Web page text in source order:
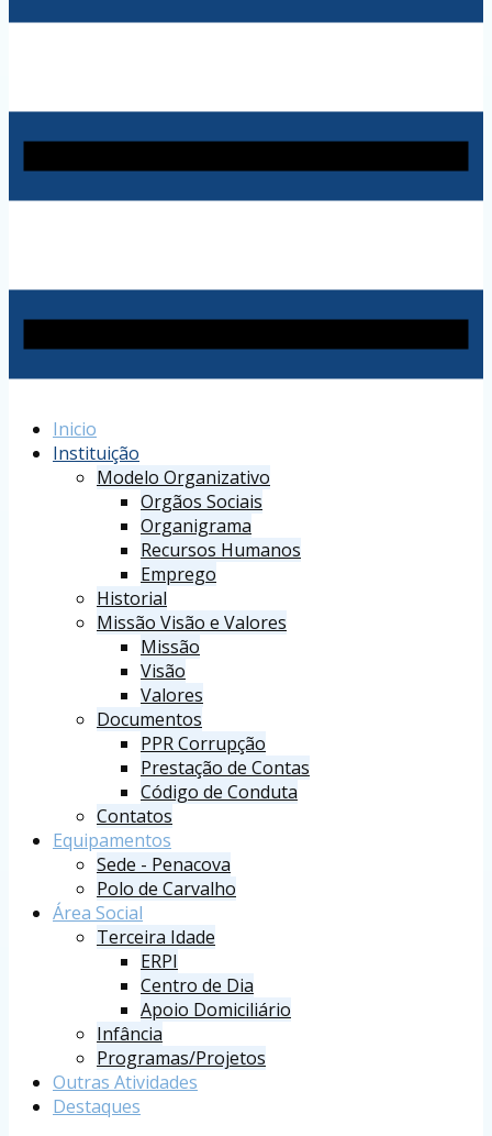
Inicio
Instituição
Modelo Organizativo
Orgãos Sociais
Organigrama
Recursos Humanos
Emprego
Historial
Missão Visão e Valores
Missão
Visão
Valores
Documentos
PPR Corrupção
Prestação de Contas
Código de Conduta
Contatos
Equipamentos
Sede - Penacova
Polo de Carvalho
Área Social
Terceira Idade
ERPI
Centro de Dia
Apoio Domiciliário
Infância
Programas/Projetos
Outras Atividades
Destaques